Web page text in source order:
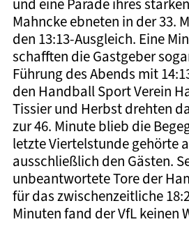
und eine Parade ihres
Mahncke ebneten in der 33.
den 13:13-Ausgleich. Eine
schafften die Gastgeber
Führung des Abends mit
den Handball Sport Verein
Tissier und Herbst drehten
zur 46. Minute blieb die
letzte Viertelstunde gehörte
ausschließlich den Gästen.
unbeantwortete Tore der
für das zwischenzeitliche
Minuten fand der VfL keinen